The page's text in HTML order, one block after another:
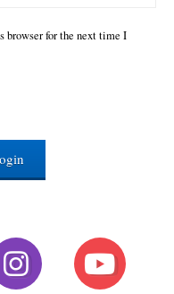
browser for the next time I